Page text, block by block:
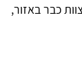
כבר באזור,